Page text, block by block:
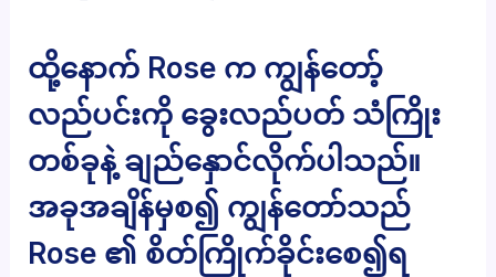
ထို့နောက် Rose က ကျွန်တော့်
လည်ပင်းကို ခွေးလည်ပတ် သံကြိုး
တစ်ခုနဲ့ ချည်နှောင်လိုက်ပါသည်။
အခုအချိန်မှစ၍ ကျွန်တော်သည်
Rose ၏ စိတ်ကြိုက်ခိုင်းစေ၍ရ